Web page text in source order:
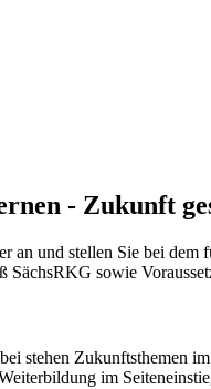
- Zukunft
und stellen Sie bei
sowie
stehen
im